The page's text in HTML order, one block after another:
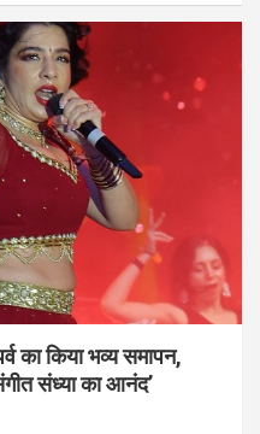
का किया भव्य समापन,
संध्या का आनंद’